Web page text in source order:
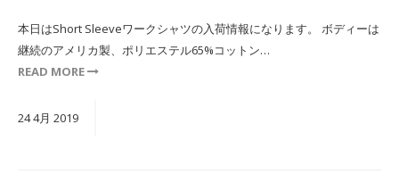
本日はShort Sleeveワークシャツの入荷情報になります。 ボディーは
継続のアメリカ製、ポリエステル65%コットン…
READ MORE
244月 2019